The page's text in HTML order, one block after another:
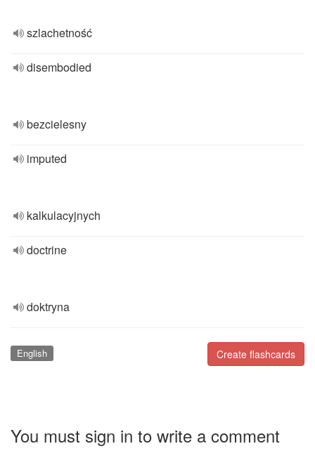
szlachetność
disembodied
bezcielesny
imputed
kalkulacyjnych
doctrine
doktryna
Create flashcards
English
You must sign in to write a comment